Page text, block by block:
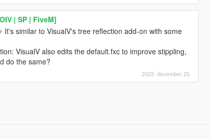
| SP | FiveM]
It's similar to VisualV's tree reflection add-on with some
VisualV also edits the default.fxc to improve stippling,
do the same?
2023. december 25.